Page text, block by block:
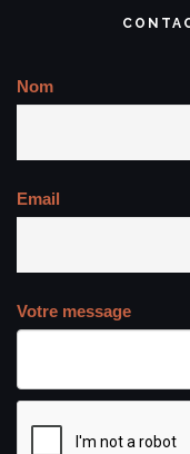
Nom
Email
Votre message